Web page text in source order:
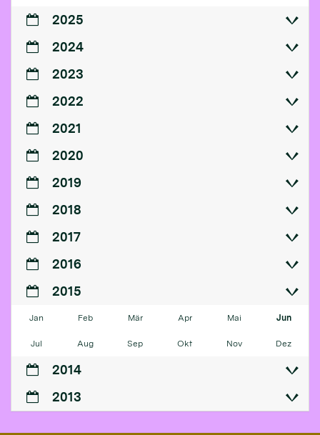
2025
2024
2023
2022
2021
2020
2019
2018
2017
2016
2015
Jan Feb Mär Apr Mai Jun
Jul Aug Sep Okt Nov Dez
2014
2013